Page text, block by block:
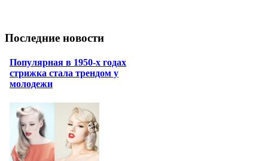
Последние новости
Популярная в 1950-х годах
стрижка стала трендом у
молодежи